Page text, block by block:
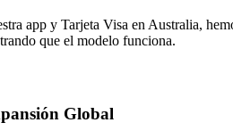
app y Tarjeta Visa en Australia,
que el modelo funciona.
Global